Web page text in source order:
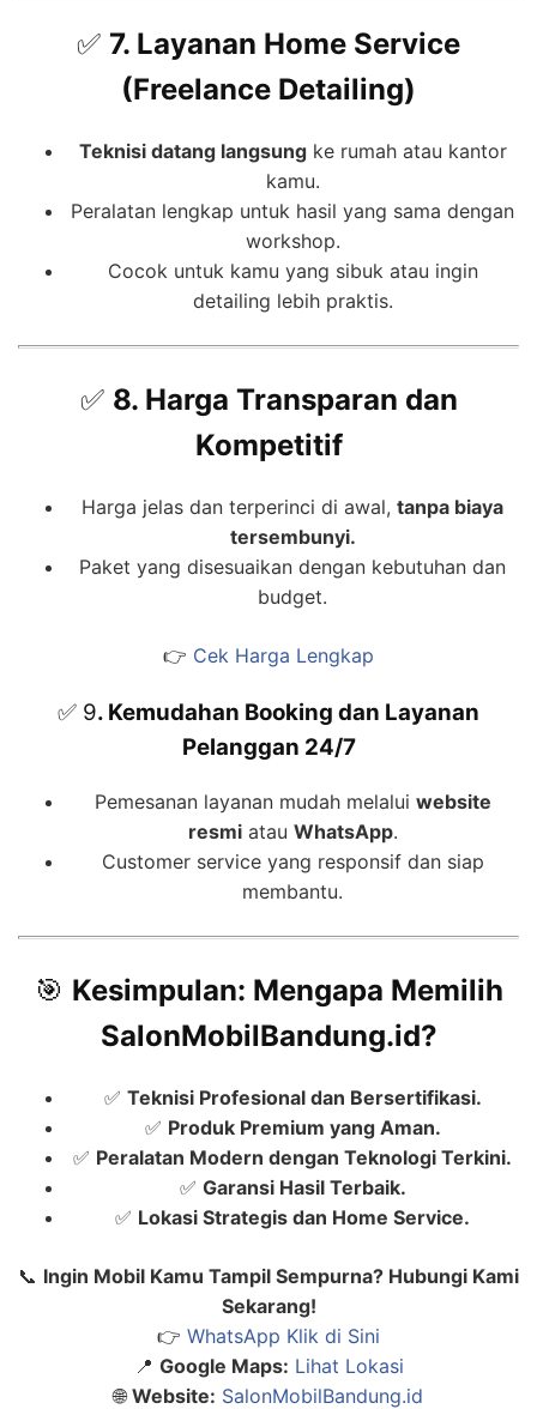
✅ 7. Layanan Home Service
(Freelance Detailing)
Teknisi datang langsungke rumah atau kantor
kamu.
Peralatan lengkap untuk hasil yang sama dengan
workshop.
Cocok untuk kamu yang sibuk atau ingin
detailing lebih praktis.
✅ 8. Harga Transparan dan
Kompetitif
Harga jelas dan terperinci di awal, tanpa biaya
tersembunyi.
Paket yang disesuaikan dengan kebutuhan dan
budget.
👉 Cek Harga Lengkap
✅ 9. Kemudahan Booking dan Layanan
Pelanggan 24/7
Pemesanan layanan mudah melalui website
resmiatau WhatsApp.
Customer service yang responsif dan siap
membantu.
🎯 Kesimpulan: Mengapa Memilih
SalonMobilBandung.id?
✅ Teknisi Profesional dan Bersertifikasi.
✅ Produk Premium yang Aman.
✅ Peralatan Modern dengan Teknologi Terkini.
✅ Garansi Hasil Terbaik.
✅ Lokasi Strategis dan Home Service.
📞 Ingin Mobil Kamu Tampil Sempurna? Hubungi Kami
Sekarang!
👉 WhatsApp Klik di Sini
📍 Google Maps: Lihat Lokasi
🌐 Website: SalonMobilBandung.id